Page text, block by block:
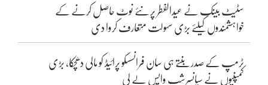
سٹیٹ بینک نے عیدالفطر پر نئے نوٹ حاصل کرنے کے
خواہشمندوں کیلئے بڑی سہولت متعارف کروا دی
ٹرمپ کے صدر بنتے ہی سان فرانسسکو پرائیڈ کو مالی دھچکا، بڑی
کمپنیوں نے سپانسرشپ واپس لے لی